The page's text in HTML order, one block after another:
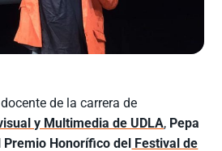
de la carrera de
y Multimedia de UDLA, Pepa
Honorífico del Festival de